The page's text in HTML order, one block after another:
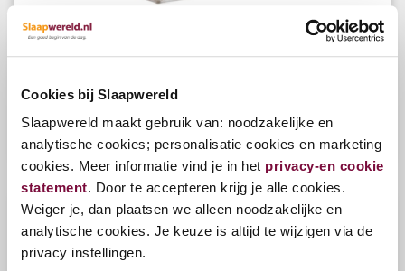
Cookies bij Slaapwereld
Slaapwereld maakt gebruik van: noodzakelijke en
analytische cookies; personalisatie cookies en marketing
cookies. Meer informatie vind je in het privacy-en cookie
statement. Door te accepteren krijg je alle cookies.
Weiger je, dan plaatsen we alleen noodzakelijke en
analytische cookies. Je keuze is altijd te wijzigen via de
privacy instellingen.
Serta Topper Royalty Visco/Traagschuim
€799,00 Bekijk opties